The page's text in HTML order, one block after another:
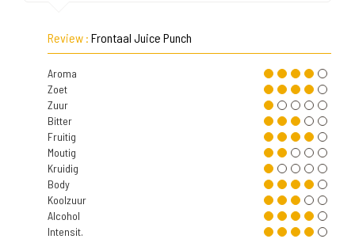
Review : Frontaal Juice Punch
Aroma
Zoet
Zuur
Bitter
Fruitig
Moutig
Kruidig
Body
Koolzuur
Alcohol
Intensit.